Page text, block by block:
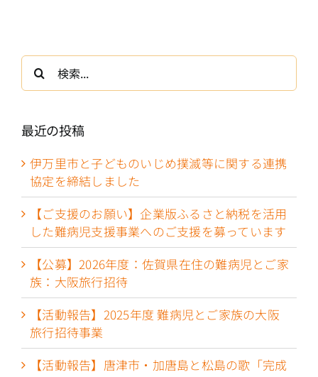
検
最近の投稿
伊万里市と子どものいじめ撲滅等に関する連携
協定を締結しました
【ご支援のお願い】企業版ふるさと納税を活用
した難病児支援事業へのご支援を募っています
【公募】2026年度：佐賀県在住の難病児とご家
族：大阪旅行招待
【活動報告】2025年度 難病児とご家族の大阪
旅行招待事業
【活動報告】唐津市・加唐島と松島の歌「完成